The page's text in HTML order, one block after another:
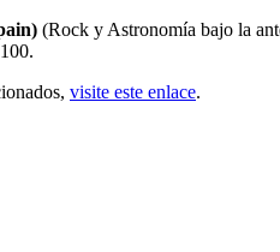
(Rock y Astronomía bajo la
visite este enlace.